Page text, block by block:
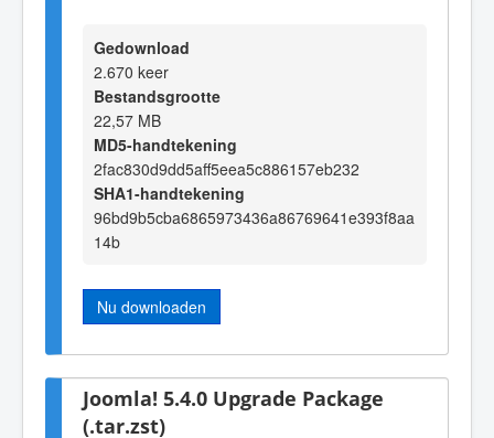
Gedownload
2.670 keer
Bestandsgrootte
22,57 MB
MD5-handtekening
2fac830d9dd5aff5eea5c886157eb232
SHA1-handtekening
96bd9b5cba6865973436a86769641e393f8aa
14b
Nu downloaden
Joomla! 5.4.0 Upgrade Package
(.tar.zst)